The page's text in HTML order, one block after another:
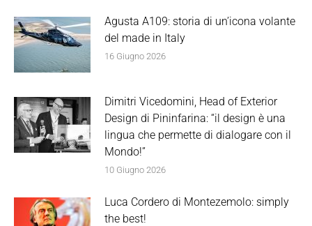
Agusta A109: storia di un’icona volante
del made in Italy
16 Giugno 2026
Dimitri Vicedomini, Head of Exterior
Design di Pininfarina: “il design è una
lingua che permette di dialogare con il
Mondo!”
10 Giugno 2026
Luca Cordero di Montezemolo: simply
the best!